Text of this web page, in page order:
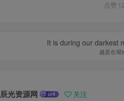
点赞
It is during our darkest
越是在艰
辰光资源网 关注